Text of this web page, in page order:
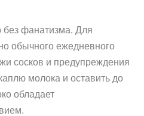
без фанатизма. Для
обычного ежедневного
сосков и предупреждения
молока и оставить до
обладает